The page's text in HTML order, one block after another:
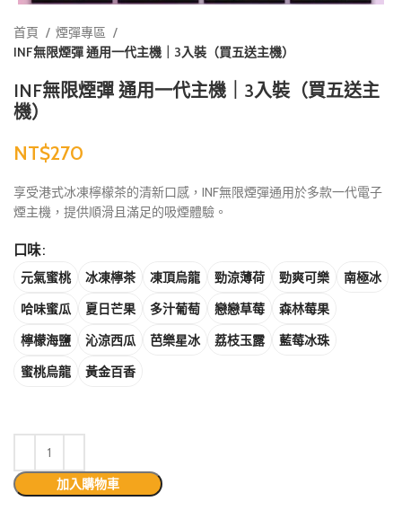
首頁
煙彈專區
INF無限煙彈 通用一代主機｜3入裝（買五送主機）
INF無限煙彈 通用一代主機｜3入裝（買五送主
機）
NT$
享受港式冰凍檸檬茶的清新口感，INF無限煙彈通用於多款一代電子
煙主機，提供順滑且滿足的吸煙體驗。
口味
元氣蜜桃 冰凍檸茶 凍頂烏龍 勁涼薄荷 勁爽可樂
南極冰
哈味蜜瓜
夏日芒果 多汁葡萄 戀戀草莓
森林莓果
檸檬海鹽
沁涼西瓜 芭樂星冰 荔枝玉露
藍莓冰珠
蜜桃烏龍
黃金百香
加入購物車